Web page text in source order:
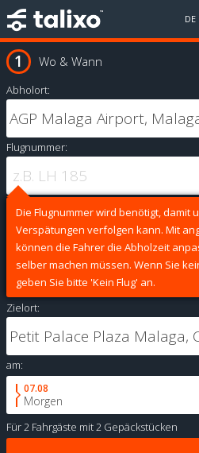
DE
Wo & Wann
Abholort:
Flugnummer:
Die Flugnummer wird benötigt, damit
Verspätungen verfolgen kann. Mit
können die Fahrer die Abholzeit
selber machen müssen. Wenn Sie
geben Sie bitte 'Kein Flug' an.
Zielort:
am:
07.08
Morgen
Für2 Fahrgäste mit2 Gepäckstücken